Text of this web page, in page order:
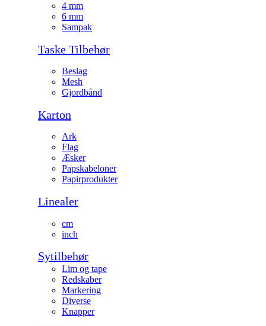
4 mm
6 mm
Sampak
Taske Tilbehør
Beslag
Mesh
Gjordbånd
Karton
Ark
Flag
Æsker
Papskabeloner
Papirprodukter
Linealer
cm
inch
Sytilbehør
Lim og tape
Redskaber
Markering
Diverse
Knapper